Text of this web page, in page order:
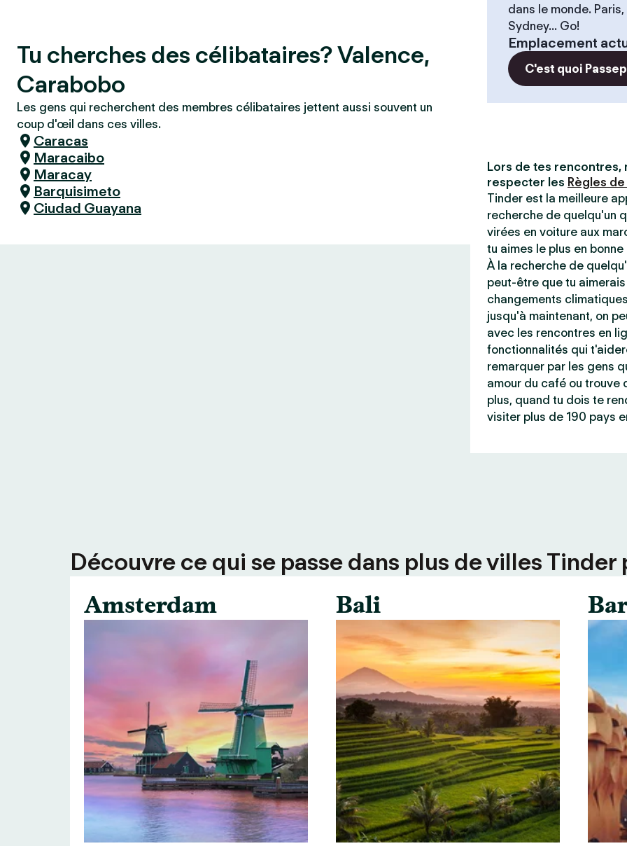
Tu cherches des célibataires? Valence,
Carabobo
Les gens qui recherchent des membres célibataires jettent aussi souvent un
coup d'œil dans ces villes.
Caracas
Maracaibo
Maracay
Barquisimeto
Ciudad Guayana
dans le monde.
Sydney... Go!
Emplacement
C'est quoi
Lors de tes rencontres,
respecter les Règles
Tinder est la meilleure
recherche de quelqu'un
virées en voiture aux
tu aimes le plus en
À la recherche de
peut-être que tu
changements
jusqu'à maintenant, on
avec les rencontres en
fonctionnalités qui
remarquer par les gens
amour du café ou trouve
plus, quand tu dois te
visiter plus de 190 pays
Découvre ce qui se passe dans plus de villes Tinder
Amsterdam
Bali